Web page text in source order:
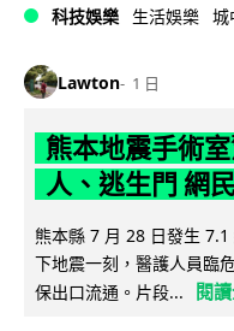
科技娛樂 生活娛樂 城
Lawton 1 日
熊本地震手術
人、逃生門 網
熊本縣 7 月 28 日發生
下地震一刻，醫護人員臨
保出口流通。片段...
閱